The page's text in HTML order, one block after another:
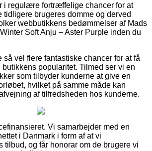
i regulære fortræffelige chancer for at
tidligere brugeres domme og derved
webbutikkens bedømmelser af Mads
Soft Anju – Aster Purple inden du
så vel flere fantastiske chancer for at få
popularitet. Tilmed ser vi en
som tilbyder kunderne at give en
hvilket på samme måde kan
af tilfredsheden hos kunderne.
Vi samarbejder med en
i Danmark i form af at vi
tilbud, og får honorar om de brugere vi